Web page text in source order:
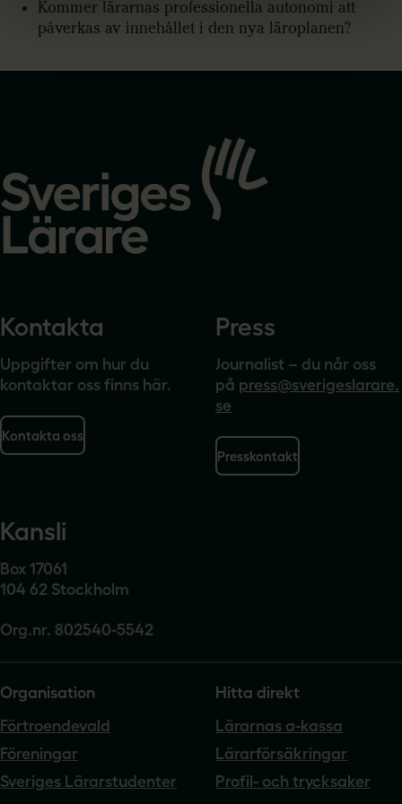
Kommer lärarnas professionella autonomi att
påverkas av innehållet i den nya läroplanen?
startsidan
Kontakta
Uppgifter om hur du
kontaktar oss finns här.
Kontakta oss
Press
Journalist – du når oss
på press@sverigeslarare.
se
Presskontakt
Kansli
Box 17061
104 62 Stockholm
Org.nr. 802540-5542
Organisation
Förtroendevald
Föreningar
Sveriges Lärarstudenter
Hitta direkt
Lärarnas a-kassa
Lärarförsäkringar
Profil- och trycksaker